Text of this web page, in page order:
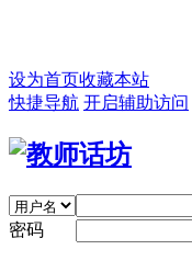
设为首页收藏本站
快捷导航 开启辅助访问
密码